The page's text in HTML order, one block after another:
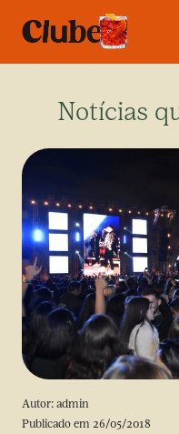
Notícias
Autor: admin
Publicado em 26/05/2018